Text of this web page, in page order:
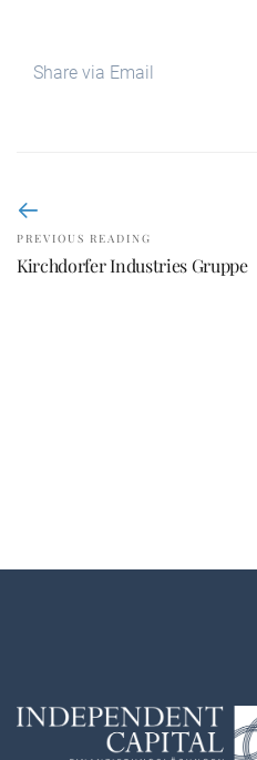
Share via Email
PREVIOUS READING
Kirchdorfer Industries Gruppe